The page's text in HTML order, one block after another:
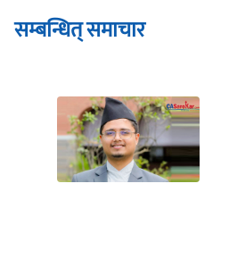
सम्बन्धित् समाचार